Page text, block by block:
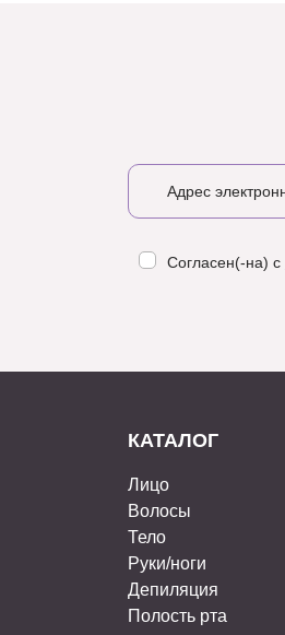
Согласен(-на) с
КАТАЛОГ
Лицо
Волосы
Тело
Руки/ноги
Депиляция
Полость рта